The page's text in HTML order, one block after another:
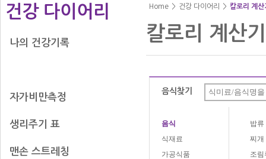
건강 다이어리
나의 건강기록
자가비만측정
생리주기 표
맨손 스트레칭
Home > 건강 다이어리 > 칼로리 계산
칼로리 계산기
음식찾기
음식
식재료
가공식품
밥류
찌개
조림